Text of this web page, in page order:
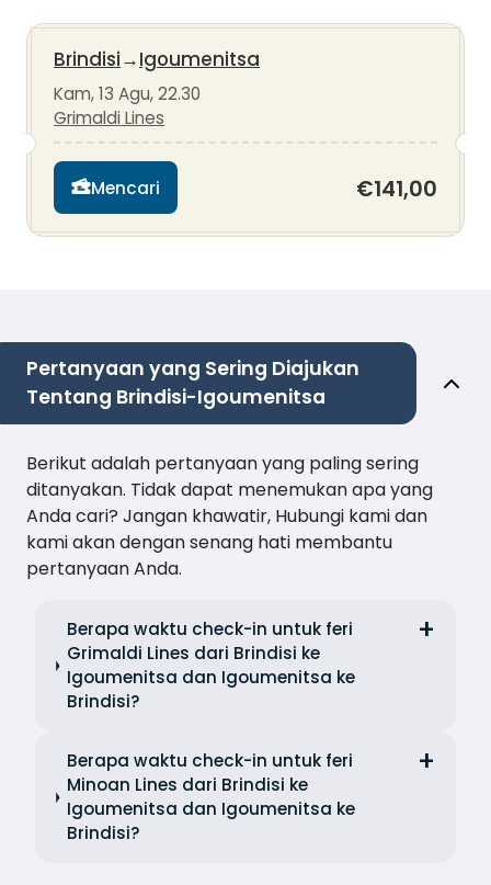
Brindisi→Igoumenitsa
Kam, 13 Agu, 22.30
Grimaldi Lines
Mencari €141,00
Pertanyaan yang Sering Diajukan
Tentang Brindisi-Igoumenitsa
Berikut adalah pertanyaan yang paling sering
ditanyakan. Tidak dapat menemukan apa yang
Anda cari? Jangan khawatir, Hubungi kami dan
kami akan dengan senang hati membantu
pertanyaan Anda.
Berapa waktu check-in untuk feri
Grimaldi Lines dari Brindisi ke
Igoumenitsa dan Igoumenitsa ke
Brindisi?
Berapa waktu check-in untuk feri
Minoan Lines dari Brindisi ke
Igoumenitsa dan Igoumenitsa ke
Brindisi?